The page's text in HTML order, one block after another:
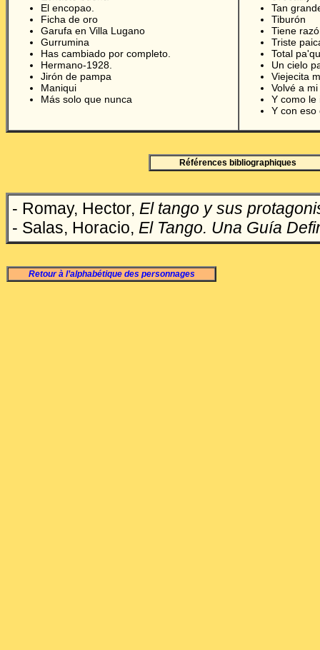
El encopao.
Ficha de oro
Garufa en Villa Lugano
Gurrumina
Has cambiado por completo.
Hermano-1928.
Jirón de pampa
Maniqui
Más solo que nunca
Tan
Tiburón
Tiene
Triste
Total
Un cielo
Viejecita
Volvé a
Y como le
Y con eso
Références bibliographiques
- Romay, Hector, El tango y sus
- Salas, Horacio, El Tango. Una Guía
Retour à l’alphabétique des personnages